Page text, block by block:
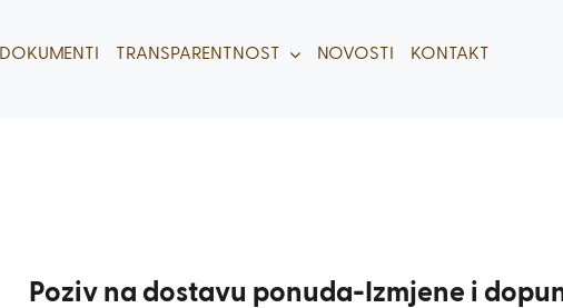
DOKUMENTI TRANSPARENTNOST NOVOSTI KONTAKT
Poziv na dostavu ponuda-Izmjene i